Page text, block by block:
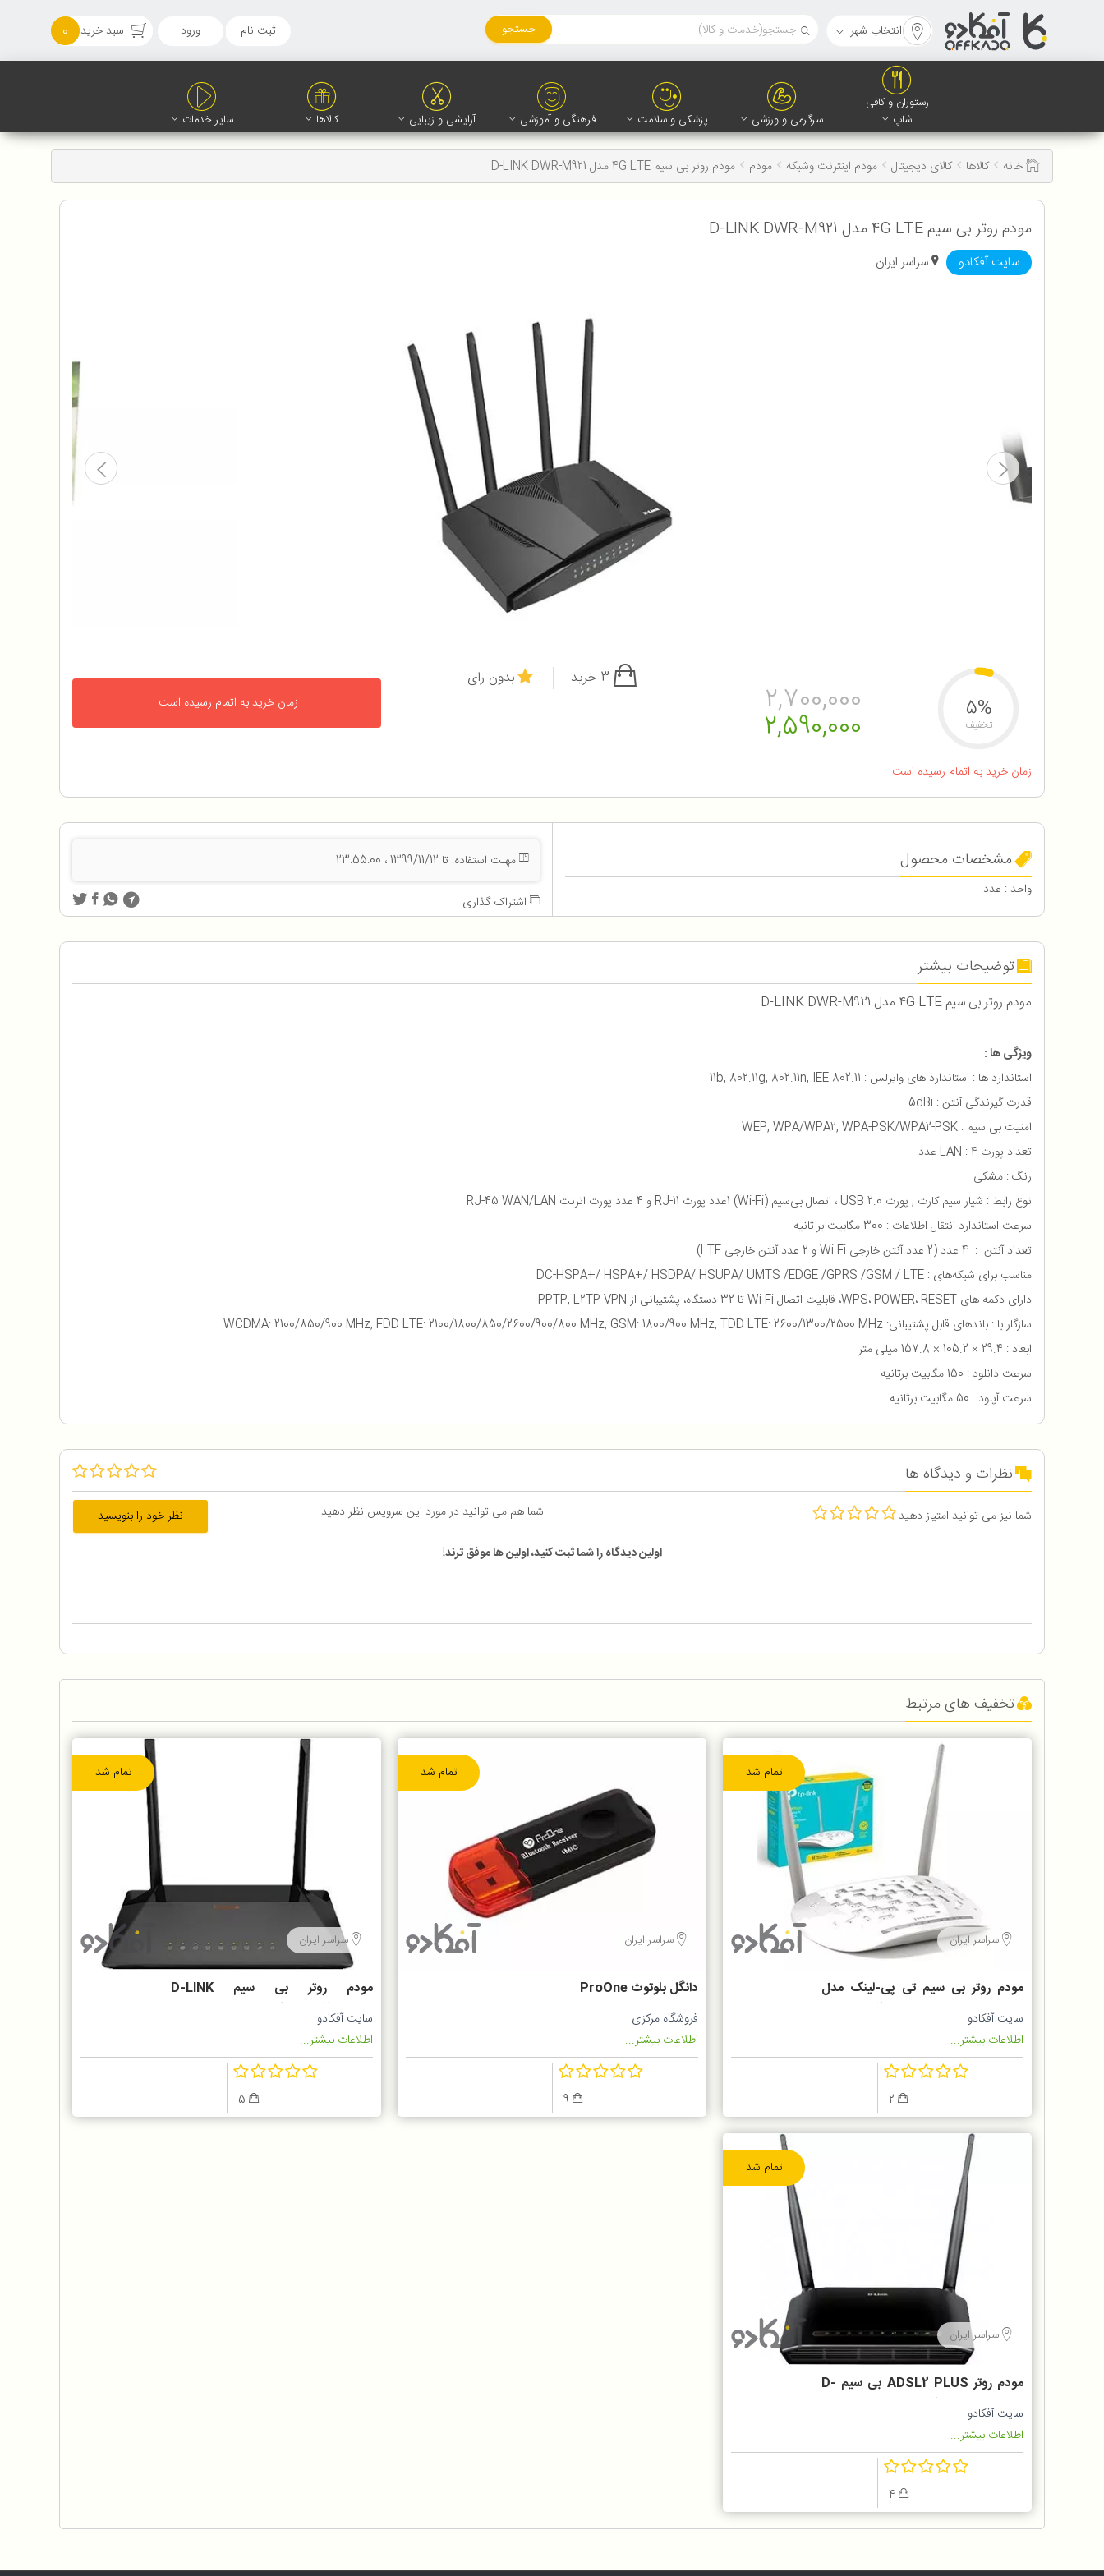
انتخاب شهر جستجو ثبت نام ورود سبد خرید 0
رستوران و کافی
شاپ
سرگرمی و ورزشی پزشکی و سلامت فرهنگی و آموزشی آرایشی و زیبایی کالاها سایر خدمات
خانه کالاها کالای دیجیتال مودم اینترنت وشبکه مودم مودم روتر بی سیم 4G LTE مدل D-LINK DWR-M921
مودم روتر بی سیم 4G LTE مدل D-LINK DWR-M921
سایت آفکادو سراسر ایران
2,700,000
2,590,000 5%
تخفیف
زمان خرید به اتمام رسیده است.
بدون رای
زمان خرید به اتمام رسیده است.
مشخصات محصول
واحد : عدد
مهلت استفاده: تا 1399/11/12 ، 23:55:00
اشتراک گذاری
توضیحات بیشتر
مودم روتر بی سیم 4G LTE مدل D-LINK DWR-M921
ویژگی ها :
استاندارد ها : استاندارد های وایرلس : 11b, 802.11g, 802.11n, IEE 802.11
قدرت گیرندگی آنتن : 5dBi
امنیت بی سیم : WEP, WPA/WPA2, WPA-PSK/WPA2-PSK
تعداد پورت LAN : 4 عدد
رنگ : مشکی
نوع رابط : شیار سیم کارت , پورت USB 2.0 ، اتصال بی‌سیم (Wi-Fi) 1عدد پورت RJ-11 و 4 عدد پورت اترنت RJ-45 WAN/LAN
سرعت استاندارد انتقال اطلاعات : 300 مگابیت بر ثانیه
تعداد آنتن : 4 عدد (2 عدد آنتن خارجی Wi Fi و 2 عدد آنتن خارجی LTE)
مناسب برای شبکه‌های : DC-HSPA+/ HSPA+/ HSDPA/ HSUPA/ UMTS /EDGE /GPRS /GSM / LTE
دارای دکمه های WPS، POWER، RESET، قابلیت اتصال Wi Fi تا 32 دستگاه، پشتیبانی از PPTP, L2TP VPN
سازگار با : باندهای قابل پشتیبانی: WCDMA: 2100/850/900 MHz, FDD LTE: 2100/1800/850/2600/900/800 MHz, GSM: 1800/900 MHz, TDD LTE: 2600/1300/2500 MHz
ابعاد : 29.4 × 105.2 × 157.8 میلی متر
سرعت دانلود : 150 مگابیت برثانیه
سرعت آپلود : 50 مگابیت برثانیه
نظرات و دیدگاه ها
شما نیز می توانید امتیاز دهید شما هم می توانید در مورد این سرویس نظر دهید
نظر خود را بنویسید
اولین دیدگاه را شما ثبت کنید، اولین ها موفق ترند!
تخفیف های مرتبط
تمام شد
سراسر ایران
مودم روتر بی سیم تی پی-لینک مدل
ADSL2+ TP-LINK TD-W8961N
سایت آفکادو
اطلاعات بیشتر...
تمام شد
سراسر ایران
دانگل بلوتوث ProOne
فروشگاه مرکزی
اطلاعات بیشتر...
تمام شد
سراسر ایران
مودم روتر بی سیم D-LINK
224
سایت آفکادو
اطلاعات بیشتر...
تمام شد
سراسر ایران
مودم روتر ADSL2 PLUS بی سیم D-
Link مدل DSL-2740U
سایت آفکادو
اطلاعات بیشتر...